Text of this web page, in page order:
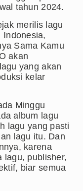
Laga
Sumut Hadiri
Integritas dan
Seksual Hanya
Imran Sebut
tahun 2024.
merilis lagu
Indonesia,
Sama Kamu
akan
yang akan
kelar
Minggu
album lagu
lagu yang pasti
lagu itu. Dan
karena
lagu, publisher,
biar semua